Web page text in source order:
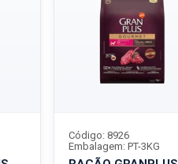
Código: 8926
Embalagem: PT-3KG